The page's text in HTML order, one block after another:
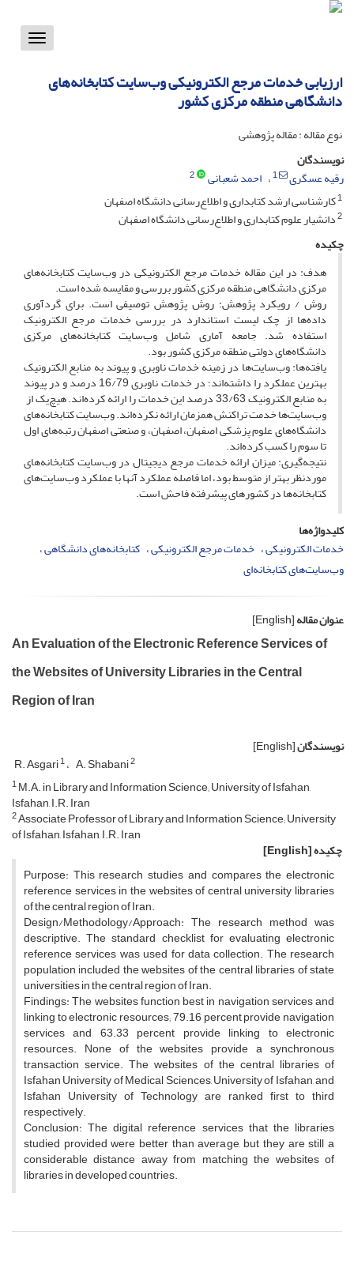
Toggle
ارزیابی خدمات مرجع الکترونیکی وب‌سایت کتابخانه‌های
دانشگاهی منطقه مرکزی کشور
نوع مقاله : مقاله پژوهشی
نویسندگان
رقیه عسگری
1 احمد شعبانی
2
1کارشناسی ارشد کتابداری و اطلاع‌رسانی دانشگاه اصفهان
2دانشیار علوم کتابداری و اطلاع‌رسانی دانشگاه اصفهان
چکیده
هدف: در این مقاله خدمات مرجع الکترونیکی در وب‌سایت کتابخانه‌های
مرکزی دانشگاهی منطقه مرکزی کشور بررسی و مقایسه شده است.
روش / رویکرد پژوهش: روش پژوهش توصیفی است. برای گردآوری
داده‌ها از چک لیست استاندارد در بررسی خدمات مرجع الکترونیک
استفاده شد. جامعه آماری شامل وب‌سایت کتابخانه‌های مرکزی
دانشگاه‌های دولتی منطقه مرکزی کشور بود.
یافته‌ها: وب‌سایت‌ها در زمینه خدمات ناوبری و پیوند به منابع الکترونیک
بهترین عملکرد را داشته‌اند؛ در خدمات ناوبری 16/79 درصد و در پیوند
به منابع الکترونیک 33/63 درصد این خدمات را ارائه کرده‌اند. هیچ‌یک از
وب‌سایت‌ها خدمت تراکنش همزمان ارائه نکرده‌اند. وب‌سایت کتابخانه‌های
دانشگاه‌های علوم پزشکی اصفهان، اصفهان، و صنعتی اصفهان رتبه‌های اول
تا سوم را کسب کرده‌اند.
نتیجه‌گیری: میزان ارائه خدمات مرجع دیجیتال در وب‌سایت کتابخانه‌های
موردنظر بهتر از متوسط بود، اما فاصله عملکرد آنها با عملکرد وب‌سایت‌های
کتابخانه‌ها در کشورهای پیشرفته فاحش است.
کلیدواژه‌ها
خدمات الکترونیکی خدمات مرجع الکترونیکی کتابخانه‌های دانشگاهی
وب‌سایت‌های کتابخانه‌ای
عنوان مقاله[English]
An Evaluation of the Electronic Reference Services of
the Websites of University Libraries in the Central
Region of Iran
نویسندگان[English]
R. Asgari1 A. Shabani2
1M.A. in Library and Information Science; University of Isfahan,
Isfahan, I.R. Iran
2Associate Professor of Library and Information Science; University
of Isfahan, Isfahan, I.R. Iran
چکیده[English]
Purpose: This research studies and compares the electronic
reference services in the websites of central university libraries
of the central region of Iran.
Design/Methodology/Approach: The research method was
descriptive. The standard checklist for evaluating electronic
reference services was used for data collection. The research
population included the websites of the central libraries of state
universities in the central region of Iran.
Findings: The websites function best in navigation services and
linking to electronic resources; 79.16 percent provide navigation
services and 63.33 percent provide linking to electronic
resources. None of the websites provide a synchronous
transaction service. The websites of the central libraries of
Isfahan University of Medical Sciences, University of Isfahan, and
Isfahan University of Technology are ranked first to third
respectively.
Conclusion: The digital reference services that the libraries
studied provided were better than average, but they are still a
considerable distance away from matching the websites of
libraries in developed countries.